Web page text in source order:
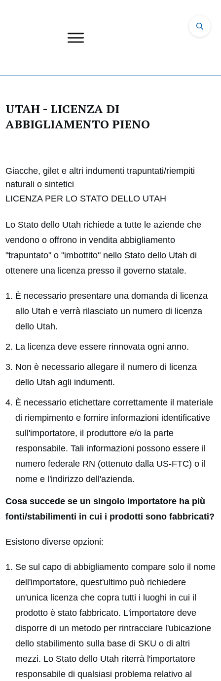
UTAH - LICENZA DI
ABBIGLIAMENTO PIENO
Giacche, gilet e altri indumenti trapuntati/riempiti
naturali o sintetici
LICENZA PER LO STATO DELLO UTAH
Lo Stato dello Utah richiede a tutte le aziende che
vendono o offrono in vendita abbigliamento
"trapuntato" o "imbottito" nello Stato dello Utah di
ottenere una licenza presso il governo statale.
È necessario presentare una domanda di licenza
allo Utah e verrà rilasciato un numero di licenza
dello Utah.
La licenza deve essere rinnovata ogni anno.
Non è necessario allegare il numero di licenza
dello Utah agli indumenti.
È necessario etichettare correttamente il materiale
di riempimento e fornire informazioni identificative
sull'importatore, il produttore e/o la parte
responsabile. Tali informazioni possono essere il
numero federale RN (ottenuto dalla US-FTC) o il
nome e l'indirizzo dell'azienda.
Cosa succede se un singolo importatore ha più
fonti/stabilimenti in cui i prodotti sono fabbricati?
Esistono diverse opzioni:
Se sul capo di abbigliamento compare solo il nome
dell'importatore, quest'ultimo può richiedere
un'unica licenza che copra tutti i luoghi in cui il
prodotto è stato fabbricato. L'importatore deve
disporre di un metodo per rintracciare l'ubicazione
dello stabilimento sulla base di SKU o di altri
mezzi. Lo Stato dello Utah riterrà l'importatore
responsabile di qualsiasi problema relativo al